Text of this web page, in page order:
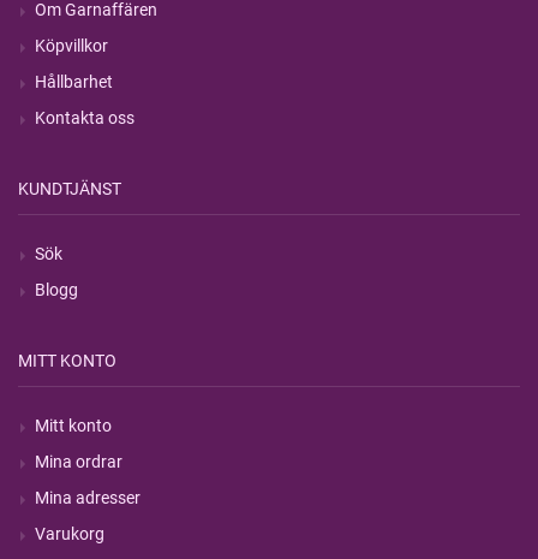
Om Garnaffären
Köpvillkor
Hållbarhet
Kontakta oss
KUNDTJÄNST
Sök
Blogg
MITT KONTO
Mitt konto
Mina ordrar
Mina adresser
Varukorg